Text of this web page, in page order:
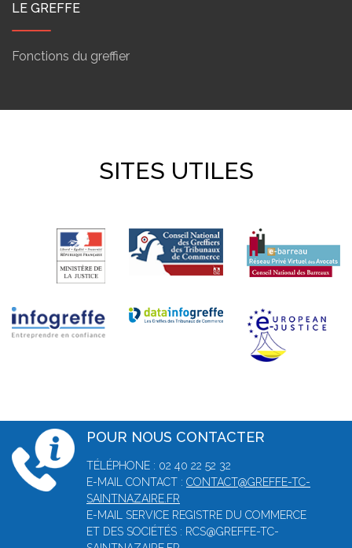
LE GREFFE
Fonctions du greffier
SITES UTILES
POUR NOUS CONTACTER
TÉLÉPHONE : 02 40 22 52 32
E-MAIL CONTACT : CONTACT@GREFFE-TC-
SAINTNAZAIRE.FR
E-MAIL SERVICE REGISTRE DU COMMERCE
ET DES SOCIÉTÉS : RCS@GREFFE-TC-